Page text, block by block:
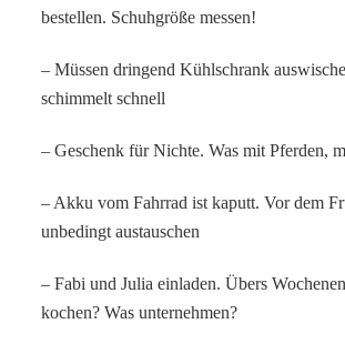
bestellen. Schuhgröße messen!
– Müssen dringend Kühlschrank
schimmelt schnell
– Geschenk für Nichte. Was mit Pferden,
– Akku vom Fahrrad ist kaputt. Vor dem
unbedingt austauschen
– Fabi und Julia einladen. Übers
kochen? Was unternehmen?